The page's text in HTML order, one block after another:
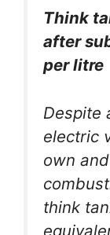
Think
after
per litre
Despite
electric
own
think